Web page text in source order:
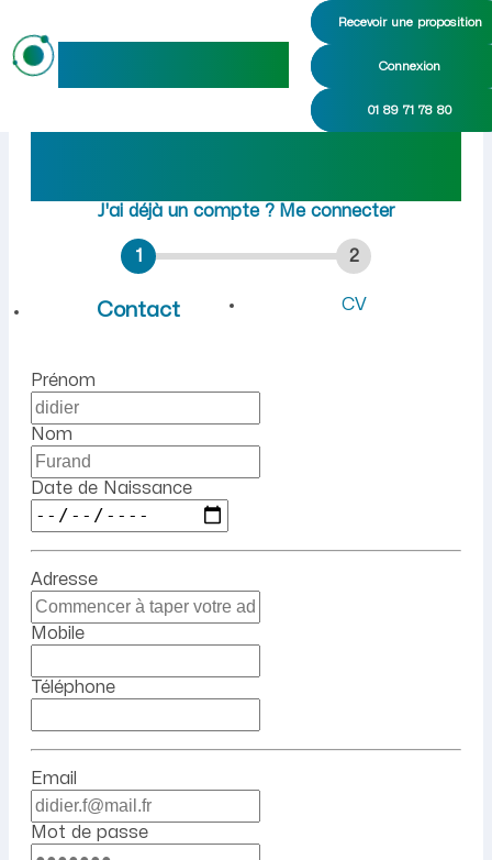
Recevoir une proposition
Connexion
01 89 71 78 80
Emploi à Chouy (Aisne) :
Rejoindre maideoàChouy
J'ai déjà un compte ? Me connecter
1
Contact
2
CV
Prénom
Nom
Date de Naissance
Adresse
Mobile
Téléphone
Email
Mot de passe